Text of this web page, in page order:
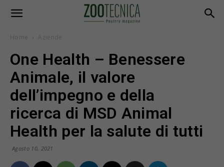
Home Aziende
One Health – Benessere
Animale, il valore
dell’impegno e della
ricerca di MSD Animal
Health per la salute di tutti
Agosto 10, 2021